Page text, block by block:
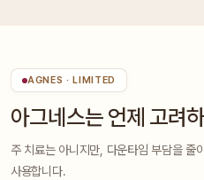
AGNES · LIMITED
아그네스는 언제 고려
주 치료는 아니지만, 다운타임 부담을 줄
사용합니다.